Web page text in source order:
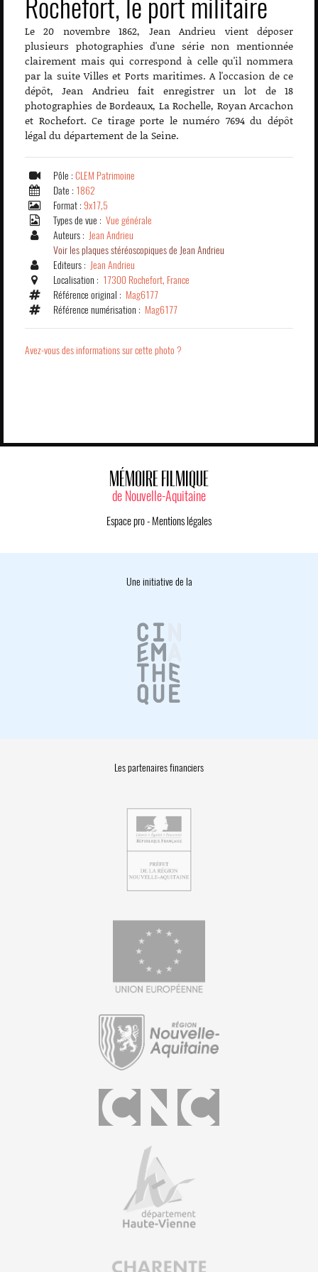
Rochefort, le port militaire
Le 20 novembre 1862, Jean Andrieu vient déposer
plusieurs photographies d'une série non mentionnée
clairement mais qui correspond à celle qu'il nommera
par la suite Villes et Ports maritimes. A l'occasion de ce
dépôt, Jean Andrieu fait enregistrer un lot de 18
photographies de Bordeaux, La Rochelle, Royan Arcachon
et Rochefort. Ce tirage porte le numéro 7694 du dépôt
légal du département de la Seine.
Pôle : CLEM Patrimoine
Date : 1862
Format : 9x17,5
Types de vue : Vue générale
Auteurs : Jean Andrieu
Voir les plaques stéréoscopiques de Jean Andrieu
Editeurs : Jean Andrieu
Localisation : 17300 Rochefort, France
Référence original : Mag6177
Référence numérisation : Mag6177
Avez-vous des informations sur cette photo ?
MÉMOIRE FILMIQUE
de Nouvelle-Aquitaine
Espace pro- Mentions légales
Une initiative de la
Les partenaires financiers